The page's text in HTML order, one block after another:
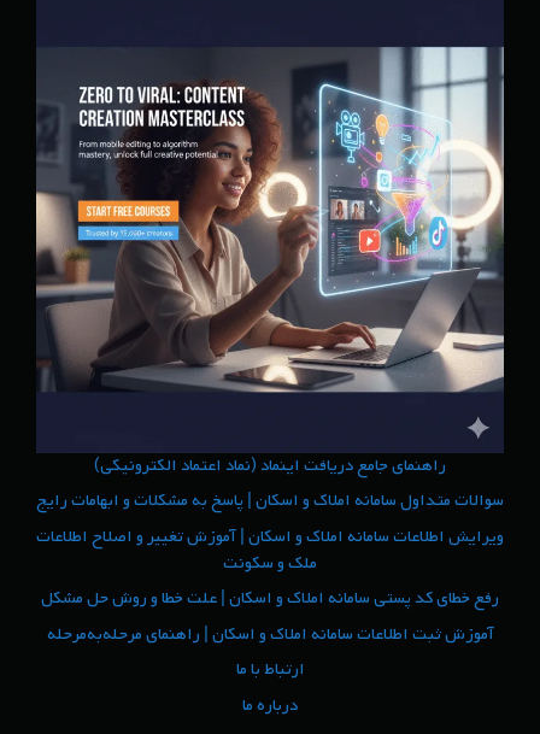
راهنمای جامع دریافت اینماد (نماد اعتماد الکترونیکی)
سوالات متداول سامانه املاک و اسکان | پاسخ به مشکلات و ابهامات رایج
ویرایش اطلاعات سامانه املاک و اسکان | آموزش تغییر و اصلاح اطلاعات
ملک و سکونت
رفع خطای کد پستی سامانه املاک و اسکان | علت خطا و روش حل مشکل
آموزش ثبت اطلاعات سامانه املاک و اسکان | راهنمای مرحله‌به‌مرحله
ارتباط با ما
درباره ما